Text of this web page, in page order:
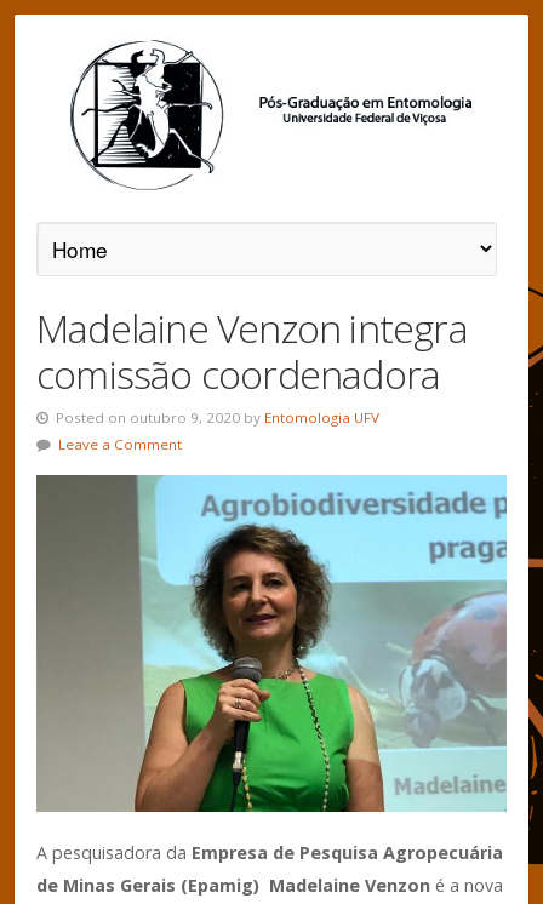
Madelaine Venzon integra
comissão coordenadora
Posted on outubro 9, 2020 by Entomologia UFV
Leave a Comment
A pesquisadora da Empresa de Pesquisa Agropecuária
de Minas Gerais (Epamig) Madelaine Venzon é a nova